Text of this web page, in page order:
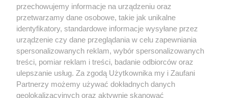
Redakcja Reklama Prywatność
Praca Łódź
the:protocol
przechowujemy informacje na urządzeniu oraz
przetwarzamy dane osobowe, takie jak unikalne
identyfikatory, standardowe informacje wysyłane przez
urządzenie czy dane przeglądania w celu zapewniania
spersonalizowanych reklam, wybór spersonalizowanych
treści, pomiar reklam i treści, badanie odbiorców oraz
ulepszanie usług. Za zgodą Użytkownika my i Zaufani
Partnerzy możemy używać dokładnych danych
geolokalizacyjnych oraz aktywnie skanować